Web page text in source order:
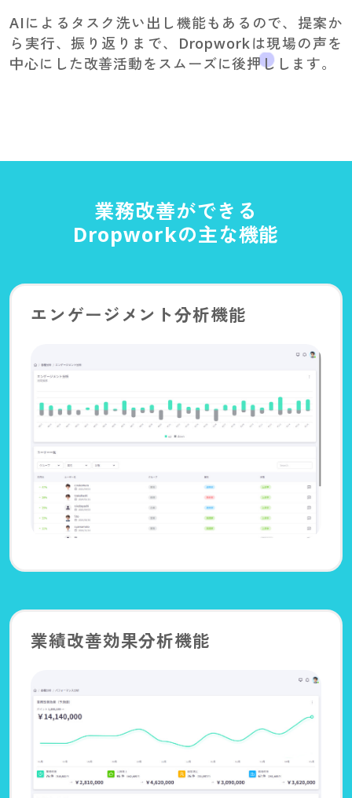
AIによるタスク洗い出し機能もあるので、提案か
ら実行、振り返りまで、Dropworkは現場の声を
中心にした改善活動をスムーズに後押しします。
業務改善ができる
Dropworkの主な機能
エンゲージメント分析機能
業績改善効果分析機能